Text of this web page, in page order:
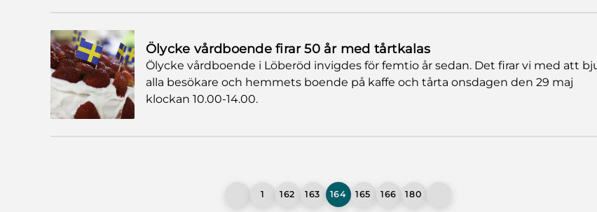
Ölycke vårdboende firar 50 år med tårtkalas
Ölycke vårdboende i Löberöd invigdes för femtio år sedan. Det firar vi med att
alla besökare och hemmets boende på kaffe och tårta onsdagen den 29 maj
klockan 10.00-14.00.
1 162 163 164 165 166 180